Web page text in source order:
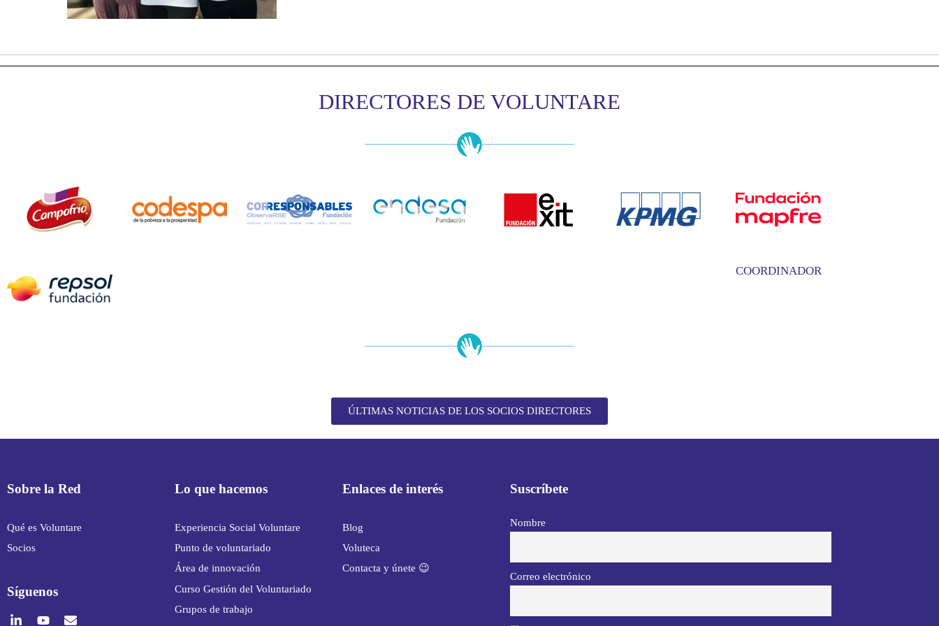
DIRECTORES DE VOLUNTARE
COORDINADOR
ÚLTIMAS NOTICIAS DE LOS SOCIOS DIRECTORES
Sobre la Red
Qué es Voluntare
Socios
Síguenos
Lo que hacemos
Experiencia Social Voluntare
Punto de voluntariado
Área de innovación
Curso Gestión del Voluntariado
Grupos de trabajo
Enlaces de interés
Blog
Voluteca
Contacta y únete 😉
Suscríbete
Nombre
Correo electrónico